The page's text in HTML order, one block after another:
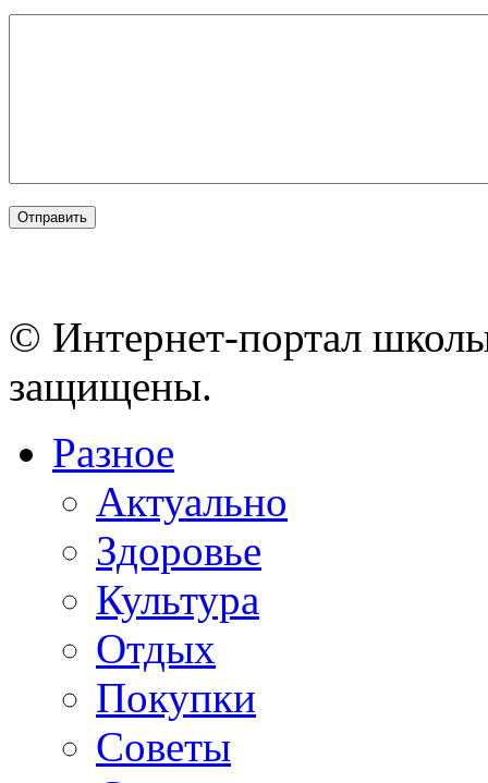
© Интернет-портал
защищены.
Разное
Актуально
Здоровье
Культура
Отдых
Покупки
Советы